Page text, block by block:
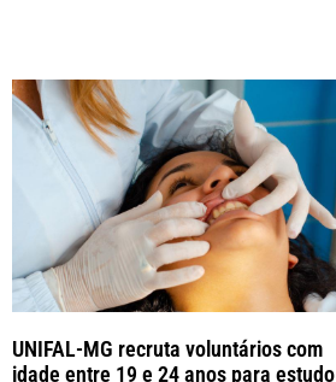
UNIFAL-MG recruta voluntários com
idade entre 19 e 24 anos para estudo